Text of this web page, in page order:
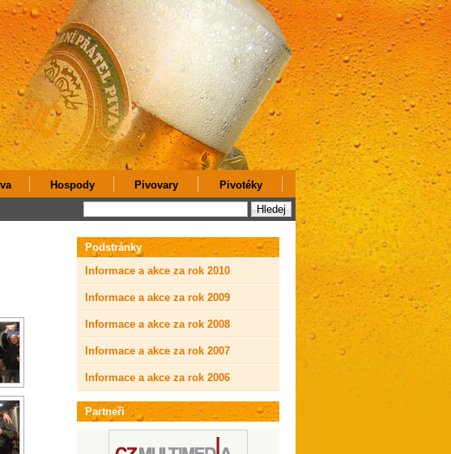
Hospody Pivovary Pivotéky
Podstránky
Informace a akce za rok 2010
Informace a akce za rok 2009
Informace a akce za rok 2008
Informace a akce za rok 2007
Informace a akce za rok 2006
Partneři